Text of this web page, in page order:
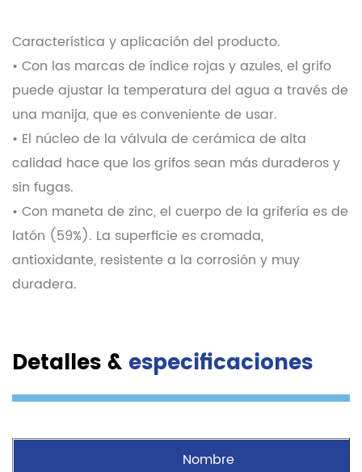
Característica y aplicación del producto.
• Con las marcas de índice rojas y azules, el grifo
puede ajustar la temperatura del agua a través de
una manija, que es conveniente de usar.
• El núcleo de la válvula de cerámica de alta
calidad hace que los grifos sean más duraderos y
sin fugas.
• Con maneta de zinc, el cuerpo de la grifería es de
latón (59%). La superficie es cromada,
antioxidante, resistente a la corrosión y muy
duradera.
Detalles & especificaciones
Nombre